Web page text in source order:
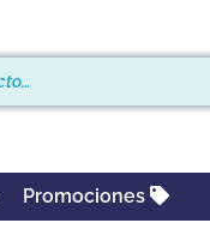
Promociones